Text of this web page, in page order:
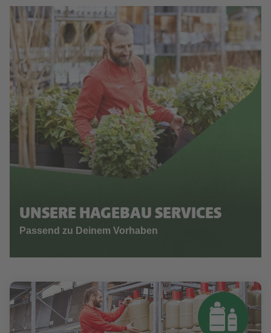
UNSERE HAGEBAU SERVICES
Passend zu Deinem Vorhaben